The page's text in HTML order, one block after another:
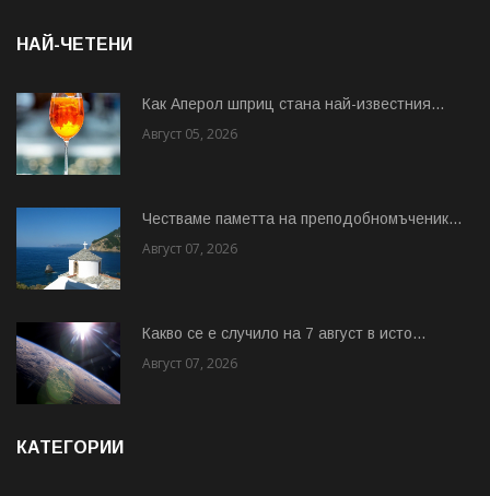
НАЙ-ЧЕТЕНИ
Как Аперол шприц стана най-известния...
Август 05, 2026
Честваме паметта на преподобномъченик...
Август 07, 2026
Какво се е случило на 7 август в исто...
Август 07, 2026
КАТЕГОРИИ